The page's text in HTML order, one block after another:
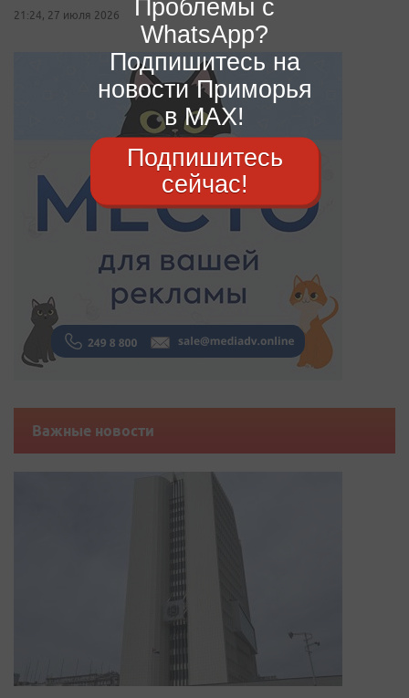
21:24, 27 июля 2026
Важные новости
Проблемы с
WhatsApp?
Подпишитесь на
новости Приморья
в MAX!
Подпишитесь
сейчас!